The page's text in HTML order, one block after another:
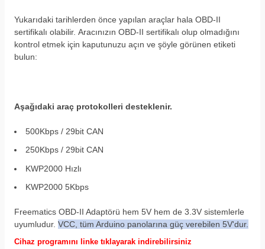
Yukarıdaki tarihlerden önce yapılan araçlar hala OBD-II
sertifikalı olabilir. Aracınızın OBD-II sertifikalı olup olmadığını
kontrol etmek için kaputunuzu açın ve şöyle görünen etiketi
bulun:
Aşağıdaki araç protokolleri desteklenir.
500Kbps / 29bit CAN
250Kbps / 29bit CAN
KWP2000 Hızlı
KWP2000 5Kbps
Freematics OBD-II Adaptörü hem 5V hem de 3.3V sistemlerle
uyumludur. VCC, tüm Arduino panolarına güç verebilen 5V'dur.
Cihaz programını linke tıklayarak indirebilirsiniz